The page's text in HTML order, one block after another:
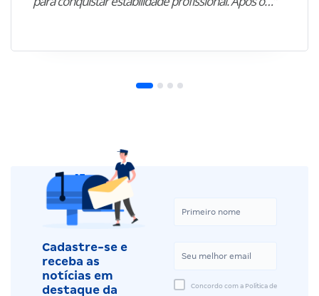
Cadastre-se e
receba as
notícias em
destaque da
Concordo com a Política de